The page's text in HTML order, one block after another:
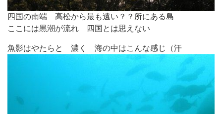
四国の南端 高松から最も遠い？？所にある島
ここには黒潮が流れ 四国とは思えない
魚影はやたらと 濃く 海の中はこんな感じ（汗